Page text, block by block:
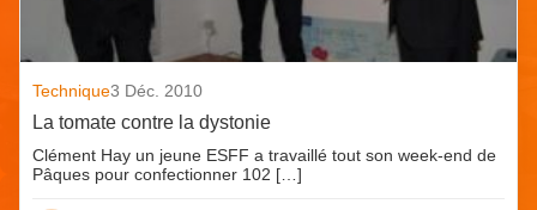
Technique3 Déc. 2010
La tomate contre la dystonie
Clément Hay un jeune ESFF a travaillé tout son week-end de
Pâques pour confectionner 102 […]